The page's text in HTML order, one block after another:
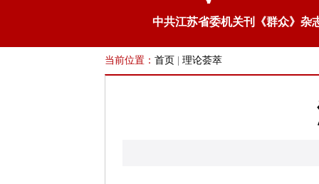
中共江苏省委机关刊《群众》杂
当前位置： 首页 理论荟萃